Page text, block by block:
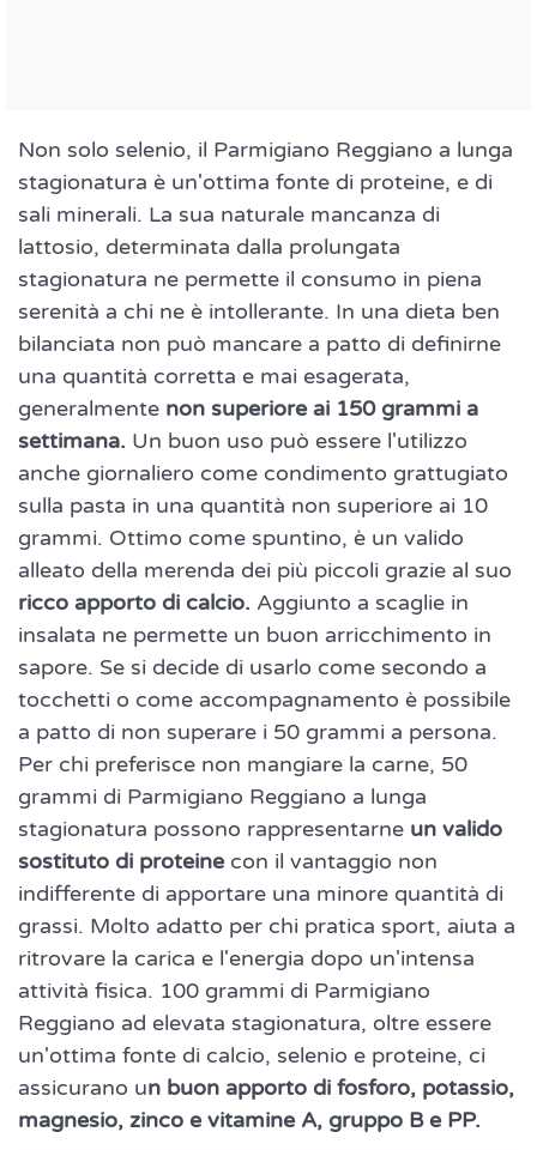
Non solo selenio, il Parmigiano Reggiano a lunga
stagionatura è un'ottima fonte di proteine, e di
sali minerali. La sua naturale mancanza di
lattosio, determinata dalla prolungata
stagionatura ne permette il consumo in piena
serenità a chi ne è intollerante. In una dieta ben
bilanciata non può mancare a patto di definirne
una quantità corretta e mai esagerata,
generalmente non superiore ai 150 grammi a
settimana. Un buon uso può essere l'utilizzo
anche giornaliero come condimento grattugiato
sulla pasta in una quantità non superiore ai 10
grammi. Ottimo come spuntino, è un valido
alleato della merenda dei più piccoli grazie al suo
ricco apporto di calcio. Aggiunto a scaglie in
insalata ne permette un buon arricchimento in
sapore. Se si decide di usarlo come secondo a
tocchetti o come accompagnamento è possibile
a patto di non superare i 50 grammi a persona.
Per chi preferisce non mangiare la carne, 50
grammi di Parmigiano Reggiano a lunga
stagionatura possono rappresentarne un valido
sostituto di proteinecon il vantaggio non
indifferente di apportare una minore quantità di
grassi. Molto adatto per chi pratica sport, aiuta a
ritrovare la carica e l'energia dopo un'intensa
attività fisica. 100 grammi di Parmigiano
Reggiano ad elevata stagionatura, oltre essere
un'ottima fonte di calcio, selenio e proteine, ci
assicurano un buon apporto di fosforo, potassio,
magnesio, zinco e vitamine A, gruppo B e PP.